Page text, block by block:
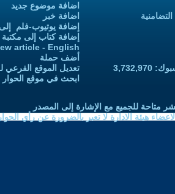
اضافة موضوع جديد
اضافة خبر
إضافة يوتيوب-فلم
إضافة كتاب إلى مكتبة
article - English
أضف حملة
تعديل الموقع الفرعي
ابحث في موقع الحوار
متاحة للجميع مع الإشارة إلى المصدر
هيئة الادارة لا تعبر بالضرورة عن رأي